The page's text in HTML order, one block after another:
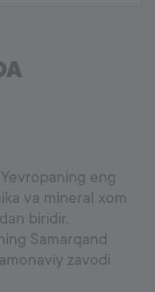
eng
va mineral xom
biridir.
Samarqand
zavodi